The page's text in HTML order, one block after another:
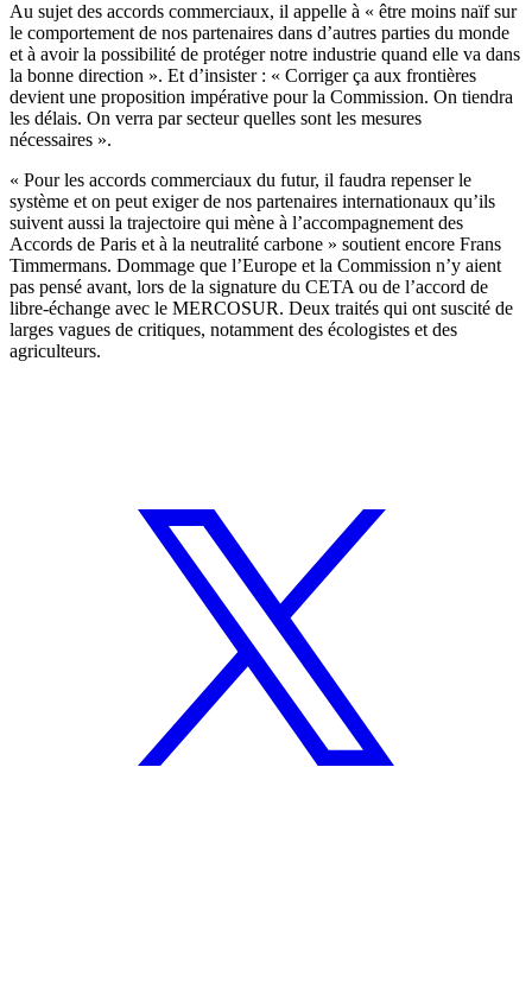
Au sujet des accords commerciaux, il appelle à « être moins naïf sur
le comportement de nos partenaires dans d’autres parties du monde
et à avoir la possibilité de protéger notre industrie quand elle va dans
la bonne direction ». Et d’insister : « Corriger ça aux frontières
devient une proposition impérative pour la Commission. On tiendra
les délais. On verra par secteur quelles sont les mesures
nécessaires ».
« Pour les accords commerciaux du futur, il faudra repenser le
système et on peut exiger de nos partenaires internationaux qu’ils
suivent aussi la trajectoire qui mène à l’accompagnement des
Accords de Paris et à la neutralité carbone » soutient encore Frans
Timmermans. Dommage que l’Europe et la Commission n’y aient
pas pensé avant, lors de la signature du CETA ou de l’accord de
libre-échange avec le MERCOSUR. Deux traités qui ont suscité de
larges vagues de critiques, notamment des écologistes et des
agriculteurs.